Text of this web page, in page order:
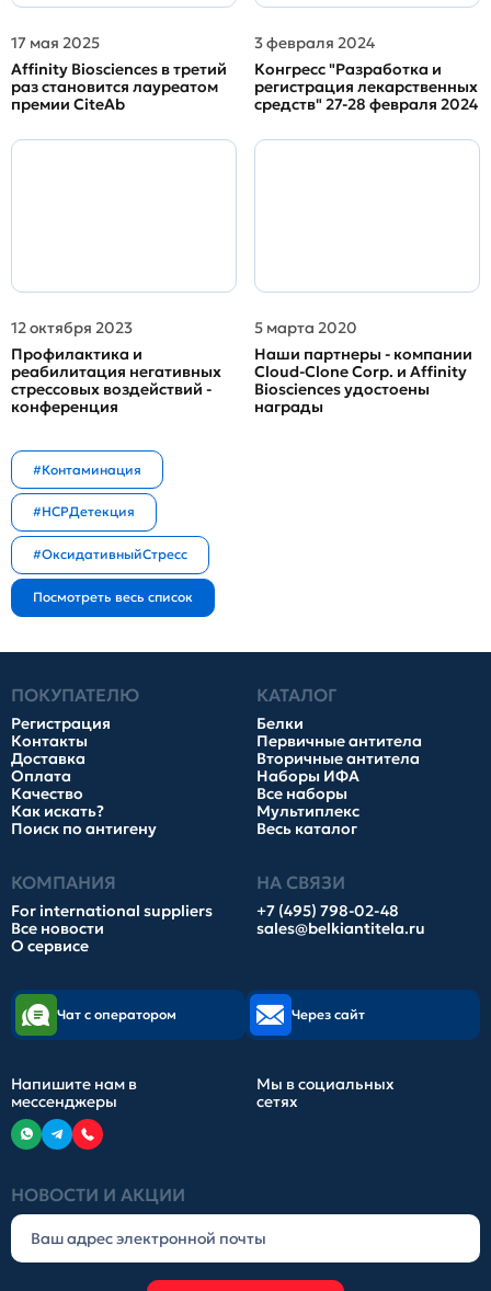
17 мая 2025
Affinity Biosciences в третий
раз становится лауреатом
премии CiteAb
3 февраля 2024
Конгресс "Разработка и
регистрация лекарственных
средств" 27-28 февраля 2024
12 октября 2023
Профилактика и
реабилитация негативных
стрессовых воздействий -
конференция
5 марта 2020
Наши партнеры - компании
Cloud-Clone Corp. и Affinity
Biosciences удостоены
награды
#Контаминация
#HCPДетекция
#ОксидативныйСтресс
ПОКУПАТЕЛЮ
Регистрация
Контакты
Доставка
Оплата
Качество
Как искать?
Поиск по антигену
КАТАЛОГ
Белки
Первичные антитела
Вторичные антитела
Наборы ИФА
Все наборы
Мультиплекс
Весь каталог
КОМПАНИЯ
For international suppliers
Все новости
О сервисе
НА СВЯЗИ
+7 (495) 798-02-48
sales@belkiantitela.ru
НОВОСТИ И АКЦИИ
Чат с оператором Через сайт
Напишите нам в
мессенджеры
Мы в социальных
сетях